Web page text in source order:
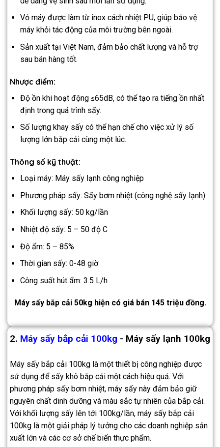
Vỏ máy được làm từ inox cách nhiệt PU, giúp bảo vệ
máy khỏi tác động của môi trường bên ngoài.
Sản xuất tại Việt Nam, đảm bảo chất lượng và hỗ trợ
sau bán hàng tốt.
Nhược điểm:
Độ ồn khi hoạt động ≤65dB, có thể tạo ra tiếng ồn nhất
định trong quá trình sấy.
Số lượng khay sấy có thể hạn chế cho việc xử lý số
lượng lớn bắp cải cùng một lúc.
Thông số kỹ thuật:
Loại máy: Máy sấy lạnh công nghiệp
Phương pháp sấy: Sấy bơm nhiệt (công nghệ sấy lạnh)
Khối lượng sấy: 50 kg/lần
Nhiệt độ sấy: 5 – 50 độ C
Độ ẩm: 5 – 85%
Thời gian sấy: 0-48 giờ
Công suất hút ẩm: 3.5 L/h
Máy sấy bắp cải 50kg hiện có giá bán 145 triệu đồng.
2. Máy sấy bắp cải 100kg - Máy sấy lạnh 100kg
Máy sấy bắp cải 100kg là một thiết bị công nghiệp được
sử dụng để sấy khô bắp cải một cách hiệu quả. Với
phương pháp sấy bơm nhiệt, máy sấy này đảm bảo giữ
nguyên chất dinh dưỡng và màu sắc tự nhiên của bắp cải.
Với khối lượng sấy lên tới 100kg/lần, máy sấy bắp cải
100kg là một giải pháp lý tưởng cho các doanh nghiệp sản
xuất lớn và các cơ sở chế biến thực phẩm.